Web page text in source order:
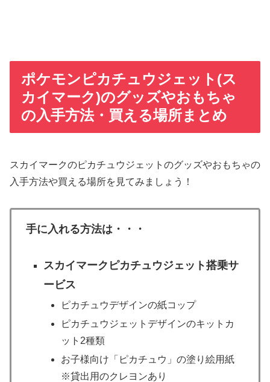
ポケモンピカチュウジェット(ス
カイマーク)のグッズやおもちゃ
の入手方法・買える場所まとめ
スカイマークのピカチュウジェットのグッズやおもちゃの
入手方法や買える場所を見てみましょう！
手に入れる方法は・・・
スカイマークピカチュウジェット搭乗サ
ービス
ピカチュウデザインの紙コップ
ピカチュウジェットデザインのキットカ
ット2種類
お子様向け「ピカチュウ」の塗り絵用紙
※貸出用のクレヨンあり